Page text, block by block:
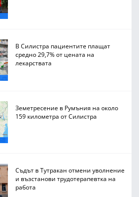
В Силистра пациентите плащат
средно 29,7% от цената на
лекарствата
Земетресение в Румъния на около
159 километра от Силистра
Съдът в Тутракан отмени уволнение
и възстанови трудотерапевтка на
работа